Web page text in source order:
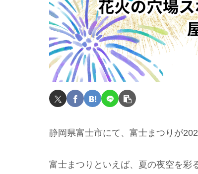
静岡県富士市にて、富士まつりが
富士まつりといえば、夏の夜空を彩